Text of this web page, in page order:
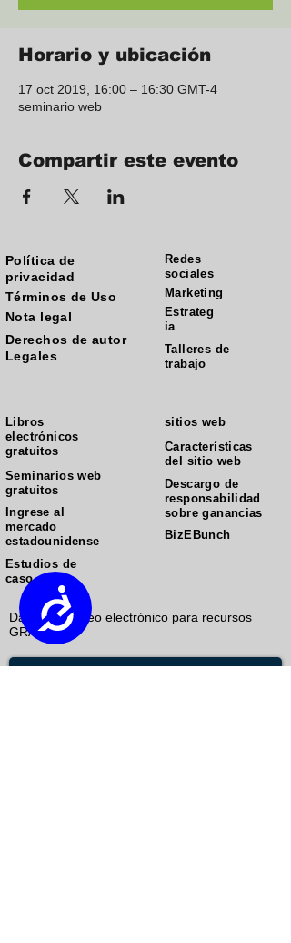
Accessibility
Horario y ubicación
17 oct 2019, 16:00 – 16:30 GMT-4
seminario web
Compartir este evento
Política de
privacidad
Términos de Uso
Nota legal
Derechos de autor
Legales
Redes
sociales
Marketing
Estrateg
ia
Talleres de
trabajo
Libros
electrónicos
gratuitos
Seminarios web
gratuitos
Ingrese al
mercado
estadounidense
Estudios de
caso
sitios web
Características
del sitio web
Descargo de
responsabilidad
sobre ganancias
BizEBunch
Danos tu correo electrónico para recursos
GRATIS.